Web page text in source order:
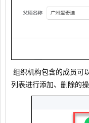
组织机构包含的成员可
列表进行添加、删除的操